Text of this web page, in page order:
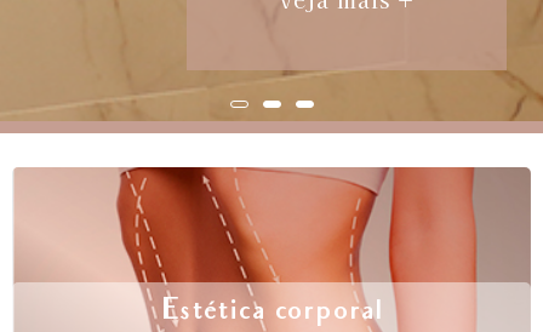
Estética corporal